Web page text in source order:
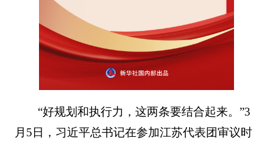
“好规划和执行力，这两条要结合起来。”3
月5日，习近平总书记在参加江苏代表团审议时